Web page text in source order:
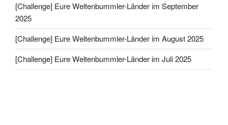
[Challenge] Eure Weltenbummler-Länder im September
2025
[Challenge] Eure Weltenbummler-Länder im August 2025
[Challenge] Eure Weltenbummler-Länder im Juli 2025